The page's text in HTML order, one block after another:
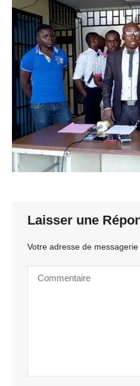
Laisser une
Votre adresse de